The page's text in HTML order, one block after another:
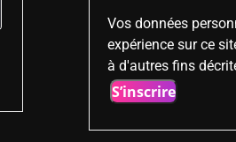
Vos données
expérience sur ce
à d'autres fins
S’inscrire